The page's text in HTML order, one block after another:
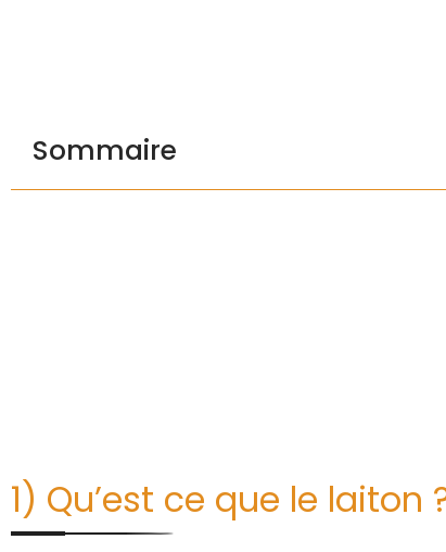
Sommaire
1) Qu’est ce que le laiton